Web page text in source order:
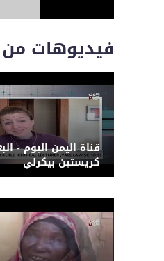
فيديوهات
قناة اليمن اليوم -
كريستين بيكرلي